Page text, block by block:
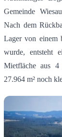
Gemeinde
Nach dem
Lager von einem
wurde, entsteht
Mietfläche aus
27.964 m² noch